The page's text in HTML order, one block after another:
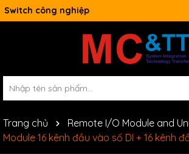
Switch công nghiệp
Trang chủ Remote I/O Module and
Module 16 kênh đầu vào số DI + 16 kênh